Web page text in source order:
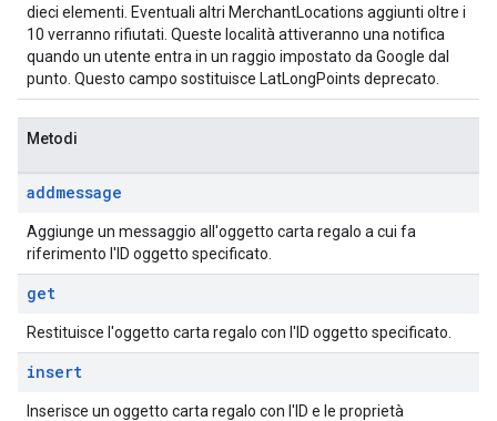
dieci elementi. Eventuali altri MerchantLocations aggiunti oltre i
10 verranno rifiutati. Queste località attiveranno una notifica
quando un utente entra in un raggio impostato da Google dal
punto. Questo campo sostituisce LatLongPoints deprecato.
Metodi
addmessage
Aggiunge un messaggio all'oggetto carta regalo a cui fa
riferimento l'ID oggetto specificato.
get
Restituisce l'oggetto carta regalo con l'ID oggetto specificato.
insert
Inserisce un oggetto carta regalo con l'ID e le proprietà